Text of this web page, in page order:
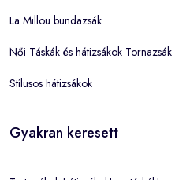
La Millou bundazsák
Női Táskák és hátizsákok Tornazsák
Stílusos hátizsákok
Gyakran keresett